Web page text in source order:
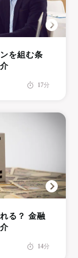
を組む条
17分
る？ 金融
14分